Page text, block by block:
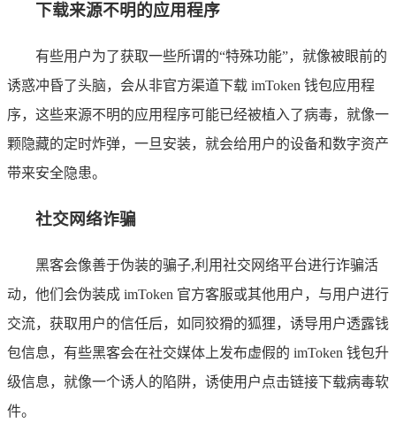
下载来源不明的应用程序
有些用户为了获取一些所谓的“特殊功能”，就像被眼前的
诱惑冲昏了头脑，会从非官方渠道下载 imToken 钱包应用程
序，这些来源不明的应用程序可能已经被植入了病毒，就像一
颗隐藏的定时炸弹，一旦安装，就会给用户的设备和数字资产
带来安全隐患。
社交网络诈骗
黑客会像善于伪装的骗子,利用社交网络平台进行诈骗活
动，他们会伪装成 imToken 官方客服或其他用户，与用户进行
交流，获取用户的信任后，如同狡猾的狐狸，诱导用户透露钱
包信息，有些黑客会在社交媒体上发布虚假的 imToken 钱包升
级信息，就像一个诱人的陷阱，诱使用户点击链接下载病毒软
件。